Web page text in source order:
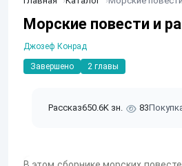
Морские повести и
Джозеф Конрад
Завершено 2 главы
Рассказ650.6K зн. 83